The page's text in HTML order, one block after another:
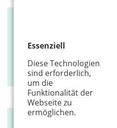
Essenziell
Diese Technologien
sind erforderlich,
um die
Funktionalität der
Webseite zu
ermöglichen.
shops.koeln
Kölnstr. 117
50354 Hürth